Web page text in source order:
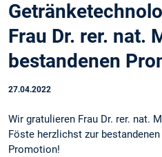
Frau Dr. rer. nat.
bestandenen
27.04.2022
Wir gratulieren Frau Dr. rer. nat.
Föste herzlichst zur bestandenen
Promotion!